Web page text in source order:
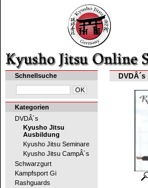
Schnellsuche
Kategorien
DVDÂ´s
Kyusho Jitsu
Ausbildung
Kyusho Jitsu Seminare
Kyusho Jitsu CampÂ´s
Schwarzgurt
Kampfsport Gi
Rashguards
DVDÂ´s